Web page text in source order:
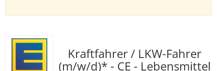
Kraftfahrer / LKW-Fahrer
(m/w/d)* - CE - Lebensmittel